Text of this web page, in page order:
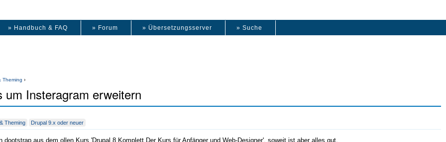
» Handbuch & FAQ » Forum » Übersetzungsserver » Suche
Theming ›
um Insteragram erweitern
Theming Drupal 9.x oder neuer
dootstrap aus dem ollen Kurs 'Drupal 8 Komplett Der Kurs für Anfänger und Web-Designer', soweit ist aber alles gut.